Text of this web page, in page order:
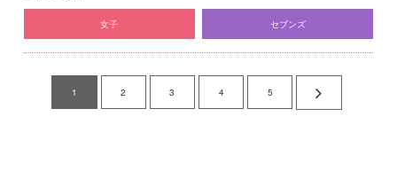
女子 セブンズ
1 2 3 4 5